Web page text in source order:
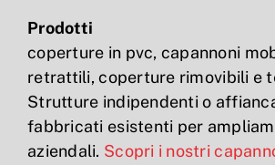
Prodotti
coperture in pvc, capannoni
retrattili, coperture rimovibili e
Strutture indipendenti o
fabbricati esistenti per
aziendali. Scopri i nostri